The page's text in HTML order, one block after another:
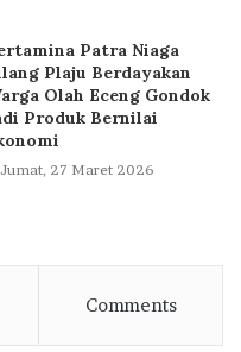
Patra Niaga
Plaju Berdayakan
Olah Eceng Gondok
Produk Bernilai
Jumat, 27 Maret 2026
Comments